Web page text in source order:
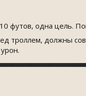
футов, одна цель.
троллем, должны